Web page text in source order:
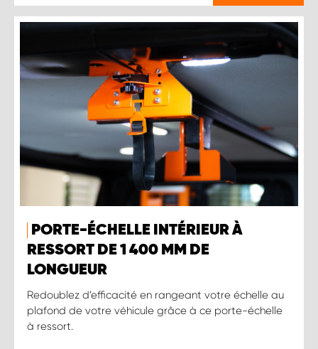
PORTE-ÉCHELLE INTÉRIEUR À
RESSORT DE 1 400 MM DE
LONGUEUR
Redoublez d’efficacité en rangeant votre échelle au
plafond de votre véhicule grâce à ce porte-échelle
à ressort.